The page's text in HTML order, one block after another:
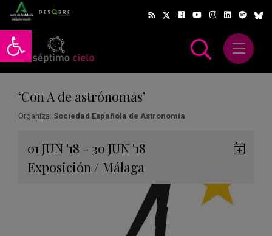
Abrir barra de herramientas
Abrir
‘Con A de astrónomas’
Organiza: Sociedad Española de Astronomía
01 JUN '18 - 30 JUN '18
Exposición / Málaga